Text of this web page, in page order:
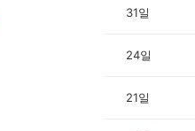
31일
24일
21일